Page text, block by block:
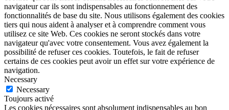
navigateur car ils sont indispensables au fonctionnement des
fonctionnalités de base du site. Nous utilisons également des cookies
tiers qui nous aident à analyser et à comprendre comment vous
utilisez ce site Web. Ces cookies ne seront stockés dans votre
navigateur qu'avec votre consentement. Vous avez également la
possibilité de refuser ces cookies. Toutefois, le fait de refuser
certains de ces cookies peut avoir un effet sur votre expérience de
navigation.
Necessary
Necessary
Toujours activé
Les cookies nécessaires sont absolument indispensables au bon